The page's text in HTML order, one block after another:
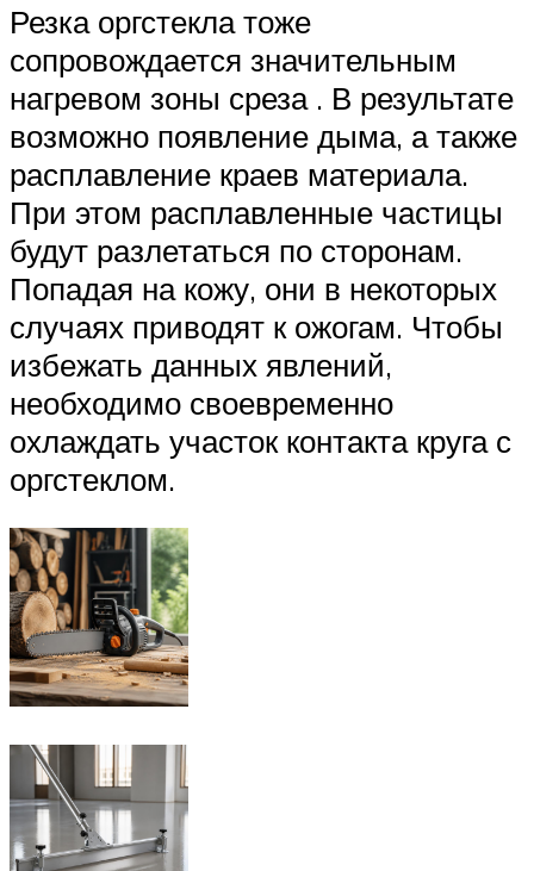
Резка оргстекла тоже
сопровождается значительным
нагревом зоны среза . В результате
возможно появление дыма, а также
расплавление краев материала.
При этом расплавленные частицы
будут разлетаться по сторонам.
Попадая на кожу, они в некоторых
случаях приводят к ожогам. Чтобы
избежать данных явлений,
необходимо своевременно
охлаждать участок контакта круга с
оргстеклом.